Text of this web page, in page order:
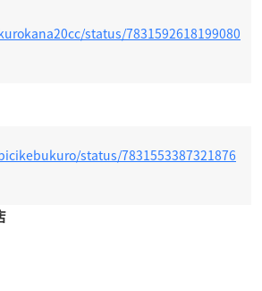
status/7831592618199080
status/7831553387321876